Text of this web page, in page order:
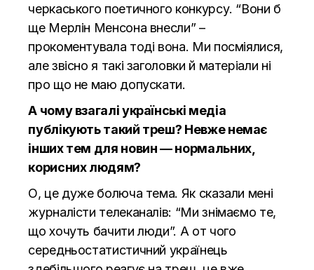
черкаського поетичного конкурсу. “Вони б
ще Мерлін Менсона внесли” –
прокоментувала тоді вона. Ми посміялися,
але звісно я такі заголовки й матеріали ні
про що не маю допускати.
А чому взагалі українські медіа
публікують такий треш? Невже немає
інших тем для новин — нормальних,
корисних людям?
О, це дуже болюча тема. Як сказали мені
журналісти телеканалів: “Ми знімаємо те,
що хочуть бачити люди”. А от чого
середньостатистичний українець